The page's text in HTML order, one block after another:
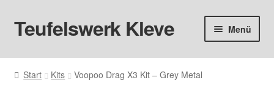
Zur
Navigation
Zum
Inhalt
Teufelswerk Kleve Menü
Startseite
Start Kits Voopoo Drag X3 Kit – Grey Metal